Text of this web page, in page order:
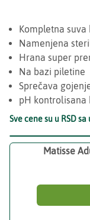
Kompletna
Namenjena
Hrana super
Na bazi piletine
Sprečava
pH kontrolisana
Sve cene su u RSD
Matisse